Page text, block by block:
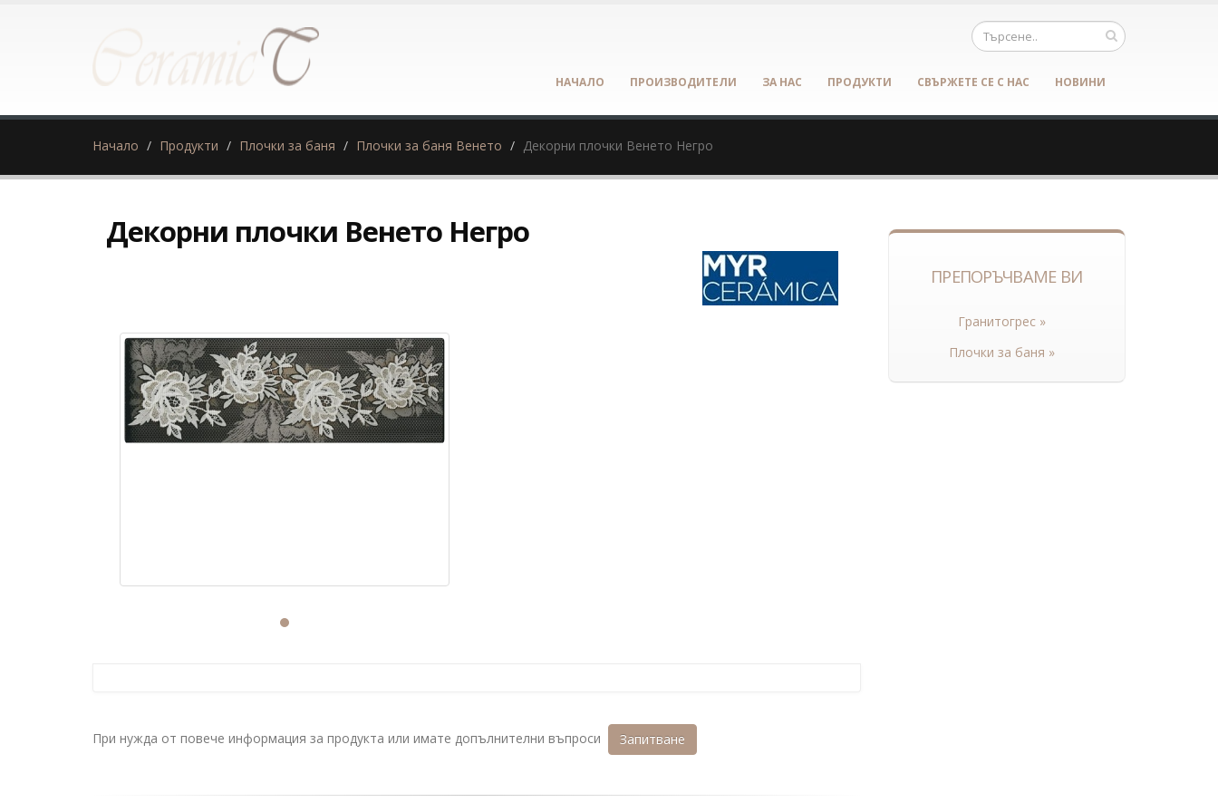
НАЧАЛО ПРОИЗВОДИТЕЛИ ЗА НАС ПРОДУКТИ СВЪРЖЕТЕ СЕ С НАС НОВИНИ
Начало Продукти Плочки за баня Плочки за баня Венето Декорни плочки Венето Негро
Декорни плочки Венето Негро
При нужда от повече информация за продукта или имате допълнителни въпроси Запитване
ПРЕПОРЪЧВАМЕ ВИ
Гранитогрес »
Плочки за баня »